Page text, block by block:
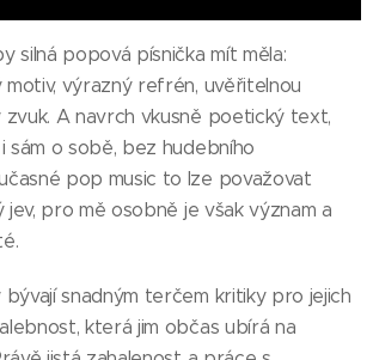
silná popová písnička mít měla:
výrazný refrén, uvěřitelnou
A navrch vkusně poetický text,
sám o sobě, bez hudebního
pop music to lze považovat
jev, pro mě osobně je však význam a
snadným terčem kritiky pro jejich
která jim občas ubírá na